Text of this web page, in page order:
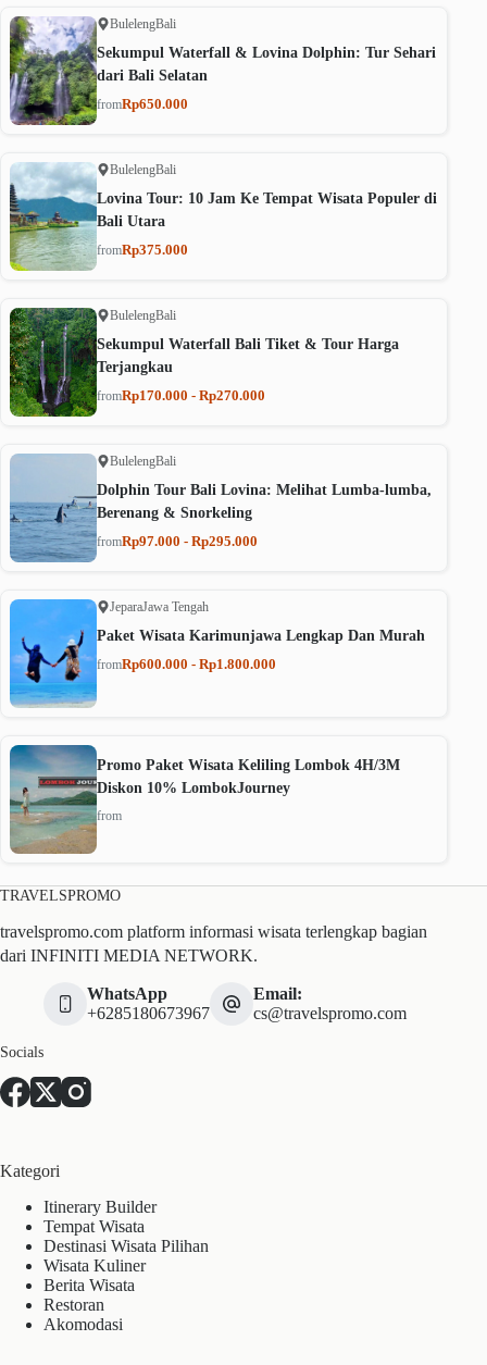
BulelengBali
Sekumpul Waterfall & Lovina Dolphin: Tur Sehari
dari Bali Selatan
fromRp650.000
BulelengBali
Lovina Tour: 10 Jam Ke Tempat Wisata Populer di
Bali Utara
fromRp375.000
BulelengBali
Sekumpul Waterfall Bali Tiket & Tour Harga
Terjangkau
fromRp170.000 - Rp270.000
BulelengBali
Dolphin Tour Bali Lovina: Melihat Lumba-lumba,
Berenang & Snorkeling
fromRp97.000 - Rp295.000
JeparaJawa Tengah
Paket Wisata Karimunjawa Lengkap Dan Murah
fromRp600.000 - Rp1.800.000
Promo Paket Wisata Keliling Lombok 4H/3M
Diskon 10% LombokJourney
from
TRAVELSPROMO
travelspromo.com platform informasi wisata terlengkap bagian
dari INFINITI MEDIA NETWORK.
WhatsApp
+6285180673967
Email:
cs@travelspromo.com
Socials
Kategori
Itinerary Builder
Tempat Wisata
Destinasi Wisata Pilihan
Wisata Kuliner
Berita Wisata
Restoran
Akomodasi